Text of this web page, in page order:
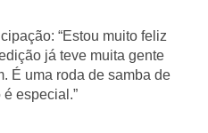
“Estou muito feliz
já teve muita gente
É uma roda de samba de
especial.”